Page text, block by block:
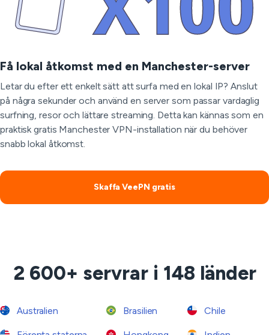
Få lokal åtkomst med en Manchester-server
Letar du efter ett enkelt sätt att surfa med en lokal IP? Anslut
på några sekunder och använd en server som passar vardaglig
surfning, resor och lättare streaming. Detta kan kännas som en
praktisk gratis Manchester VPN-installation när du behöver
snabb lokal åtkomst.
Skaffa VeePN gratis
2 600+ servrar i 148 länder
Australien Brasilien Chile